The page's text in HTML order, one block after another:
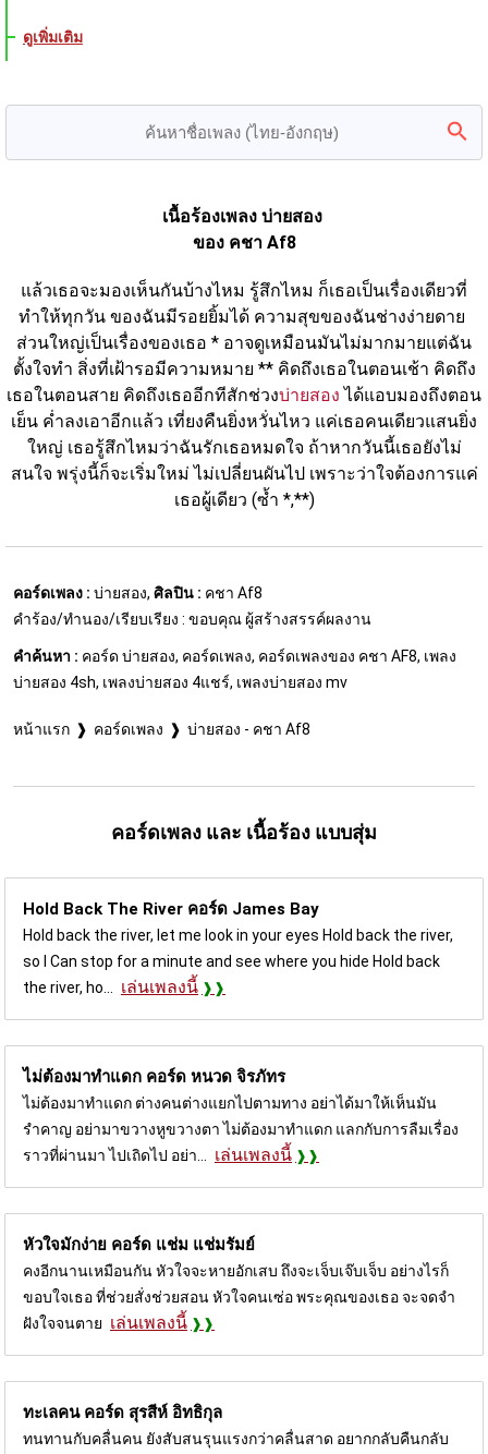
ดูเพิ่มเติม
เนื้อร้องเพลง บ่ายสอง
ของ คชา Af8
แล้วเธอจะมองเห็นกันบ้างไหม รู้สึกไหม ก็เธอเป็นเรื่องเดียวที่
ทำให้ทุกวัน ของฉันมีรอยยิ้มได้ ความสุขของฉันช่างง่ายดาย
ส่วนใหญ่เป็นเรื่องของเธอ * อาจดูเหมือนมันไม่มากมายแต่ฉัน
ตั้งใจทำ สิ่งที่เฝ้ารอมีความหมาย ** คิดถึงเธอในตอนเช้า คิดถึง
เธอในตอนสาย คิดถึงเธออีกทีสักช่วงบ่ายสอง ได้แอบมองถึงตอน
เย็น ค่ำลงเอาอีกแล้ว เที่ยงคืนยิ่งหวั่นไหว แค่เธอคนเดียวแสนยิ่ง
ใหญ่ เธอรู้สึกไหมว่าฉันรักเธอหมดใจ ถ้าหากวันนี้เธอยังไม่
สนใจ พรุ่งนี้ก็จะเริ่มใหม่ ไม่เปลี่ยนผันไป เพราะว่าใจต้องการแค่
เธอผู้เดียว (ซ้ำ *,**)
คอร์ดเพลง : บ่ายสอง, ศิลปิน : คชา Af8
คำร้อง/ทำนอง/เรียบเรียง : ขอบคุณ ผู้สร้างสรรค์ผลงาน
คำค้นหา : คอร์ด บ่ายสอง, คอร์ดเพลง, คอร์ดเพลงของ คชา AF8, เพลง
บ่ายสอง 4sh, เพลงบ่ายสอง 4แชร์, เพลงบ่ายสอง mv
หน้าแรก คอร์ดเพลง บ่ายสอง - คชา Af8
คอร์ดเพลง และ เนื้อร้อง แบบสุ่ม
Hold Back The River คอร์ด James Bay
Hold back the river, let me look in your eyes Hold back the river,
so I Can stop for a minute and see where you hide Hold back
the river, ho...
เล่นเพลงนี้
ไม่ต้องมาทำแดก คอร์ด หนวด จิรภัทร
ไม่ต้องมาทำแดก ต่างคนต่างแยกไปตามทาง อย่าได้มาให้เห็นมัน
รำคาญ อย่ามาขวางหูขวางตา ไม่ต้องมาทำแดก แลกกับการลืมเรื่อง
ราวที่ผ่านมา ไปเถิดไป อย่า...
เล่นเพลงนี้
หัวใจมักง่าย คอร์ด แช่ม แช่มรัมย์
คงอีกนานเหมือนกัน หัวใจจะหายอักเสบ ถึงจะเจ็บเจ๊บเจ็บ อย่างไรก็
ขอบใจเธอ ที่ช่วยสั่งช่วยสอน หัวใจคนเซ่อ พระคุณของเธอ จะจดจำ
ฝังใจจนตาย เล่นเพลงนี้
ทะเลคน คอร์ด สุรสีห์ อิทธิกุล
ทนทานกับคลื่นคน ยังสับสนรุนแรงกว่าคลื่นสาด อยากกลับคืนกลับ